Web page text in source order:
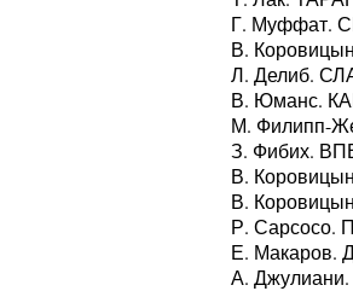
Г. Муффат.
В.
Л. Делиб.
В. Юманс.
М. Филипп-
З. Фибих.
В.
В.
Р. Сарсосо.
Е. Макаров.
А.